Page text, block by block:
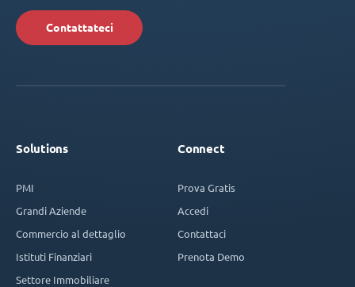
Contattateci
Solutions
PMI
Grandi Aziende
Commercio al dettaglio
Istituti Finanziari
Settore Immobiliare
Connect
Prova Gratis
Accedi
Contattaci
Prenota Demo